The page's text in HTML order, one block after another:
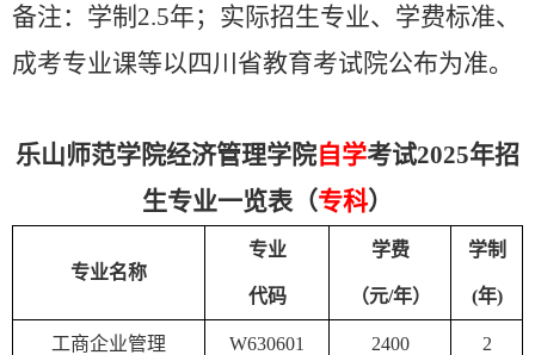
备注：学制2.5年；实际招生专业、学费标准、
成考专业课等以四川省教育考试院公布为准。
乐山师范学院经济管理学院自学考试2025年招
生专业一览表（专科）
专业名称
专业
代码
学费
（元/年）
学制
(年)
工商企业管理 W630601 2400 2